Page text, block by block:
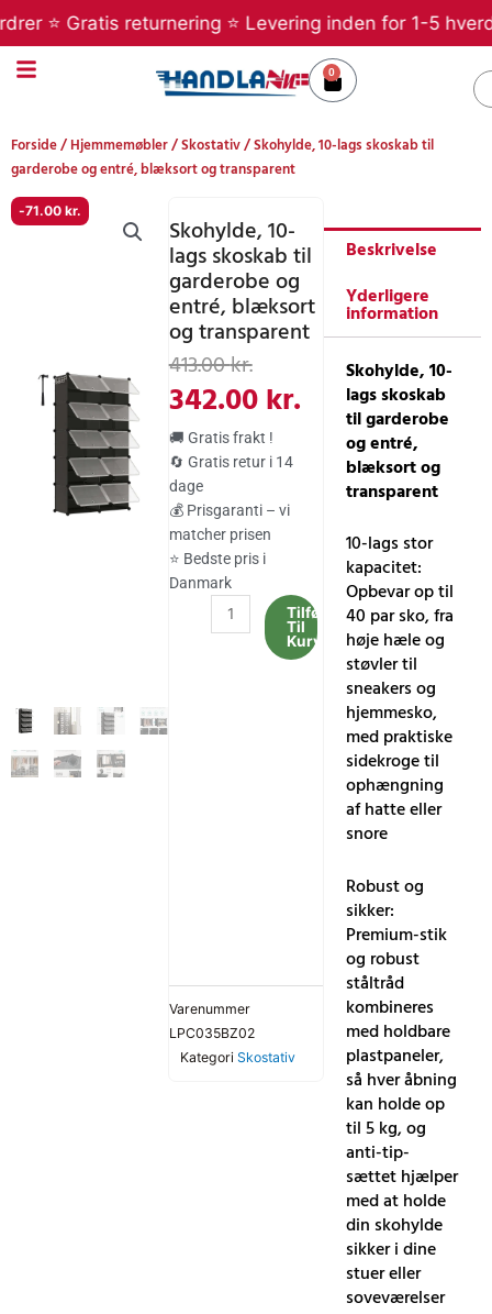
til
indholdet
Gratis returnering ⭐ Levering inden for 1-5 hverdage
0
Kurv
Forside/Hjemmemøbler/Skostativ/ Skohylde, 10-lags skoskab til
garderobe og entré, blæksort og transparent
-71.00 kr.
Skohylde, 10-
lags skoskab til
garderobe og
entré, blæksort
og transparent
413.00kr.Den
oprindelige
pris
var:
413.00 kr..
342.00kr.
Den
aktuelle
pris
342.00 kr..
🚚 Gratis frakt !
🔄 Gratis retur i 14
dage
💰 Prisgaranti – vi
matcher prisen
⭐ Bedste pris i
Danmark
Skohylde,
garderobe
Tilføj
Til
Kurv
Varenummer
LPC035BZ02
Kategori Skostativ
Beskrivelse
Yderligere
information
Skohylde, 10-
lags skoskab
til garderobe
og entré,
blæksort og
transparent
10-lags stor
kapacitet:
Opbevar op til
40 par sko, fra
høje hæle og
støvler til
sneakers og
hjemmesko,
med praktiske
sidekroge til
ophængning
af hatte eller
snore
Robust og
sikker:
Premium-stik
og robust
ståltråd
kombineres
med holdbare
plastpaneler,
så hver åbning
kan holde op
til 5 kg, og
anti-tip-
sættet hjælper
med at holde
din skohylde
sikker i dine
stuer eller
soveværelser